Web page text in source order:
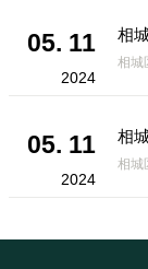
05. 11
2024
05. 11
2024